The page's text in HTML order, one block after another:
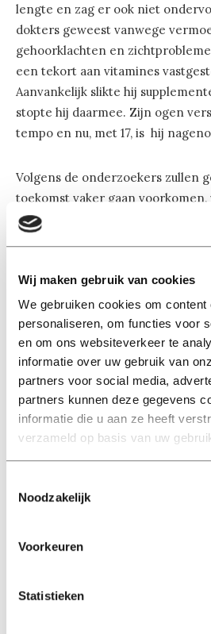
Wij maken gebruik van cookies
We gebruiken cookies om content
personaliseren, om functies voor
en om ons websiteverkeer te
informatie over uw gebruik van
partners voor social media,
partners kunnen deze gegevens
informatie die u aan ze heeft
verzameld op basis van uw
Noodzakelijk
Voorkeuren
Statistieken
lengte en zag er ook niet
dokters geweest vanwege
gehoorklachten en
een tekort aan vitamines
Aanvankelijk slikte hij
stopte hij daarmee. Zijn ogen
tempo en nu, met 17, is hij
Volgens de onderzoekers zullen
toekomst vaker gaan
populariteit van junkfood ten
eten. Ook veganisten, een
supplementen van bijvoorbeeld
Lees ook
Marion